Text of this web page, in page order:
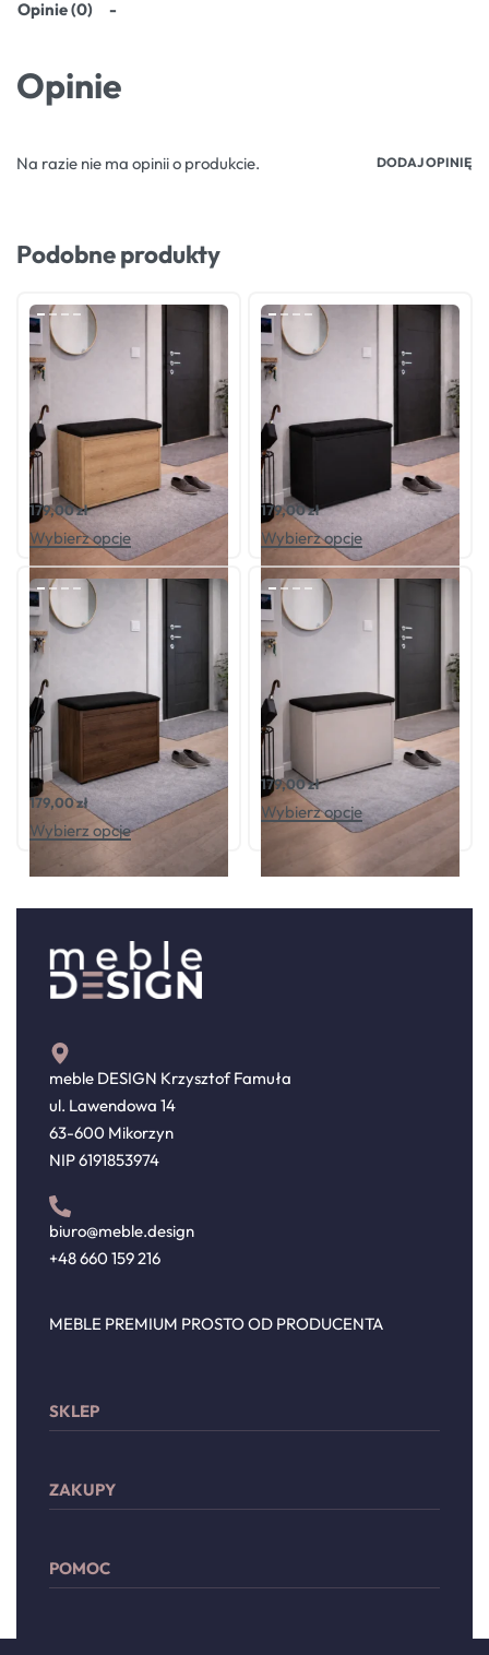
Opinie (0)
Opinie
Na razie nie ma opinii o produkcie. DODAJ OPINIĘ
Podobne produkty
Oceniono
Szafka na buty HAVEN SONOMA
179,00zł
Wybierz opcje
Oceniono
Szafka na buty HAVEN CZARNA
179,00zł
Wybierz opcje
Oceniono
Szafka na buty HAVEN DĄB
OKAPI
179,00zł
Wybierz opcje
Oceniono
Szafka na buty HAVEN KASZMIR
179,00zł
Wybierz opcje
meble DESIGN Krzysztof Famuła
ul. Lawendowa 14
63-600 Mikorzyn
NIP 6191853974
biuro@meble.design
+48 660 159 216
MEBLE PREMIUM PROSTO OD PRODUCENTA
SKLEP
Meble wypoczynkowe
Drzwi
Dodatki
ZAKUPY
Lista życzeń
POMOC